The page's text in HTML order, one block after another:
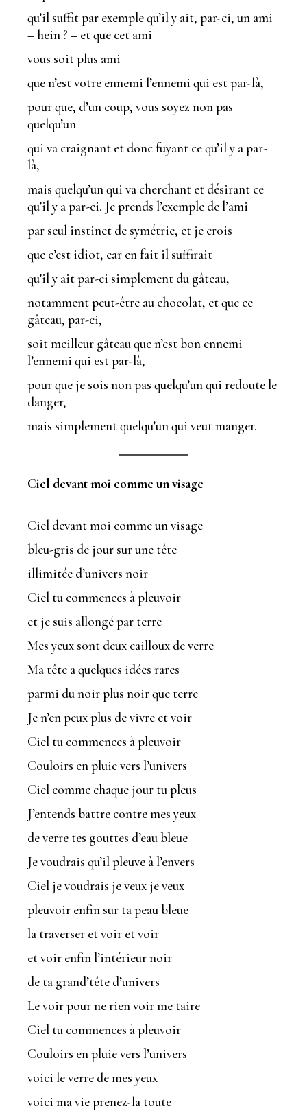
qu’il suffit par exemple qu’il y ait, par-ci, un ami
– hein ? – et que cet ami
vous soit plus ami
que n’est votre ennemi l’ennemi qui est par-là,
pour que, d’un coup, vous soyez non pas
quelqu’un
qui va craignant et donc fuyant ce qu’il y a par-
là,
mais quelqu’un qui va cherchant et désirant ce
qu’il y a par-ci. Je prends l’exemple de l’ami
par seul instinct de symétrie, et je crois
que c’est idiot, car en fait il suffirait
qu’il y ait par-ci simplement du gâteau,
notamment peut-être au chocolat, et que ce
gâteau, par-ci,
soit meilleur gâteau que n’est bon ennemi
l’ennemi qui est par-là,
pour que je sois non pas quelqu’un qui redoute le
danger,
mais simplement quelqu’un qui veut manger.
Ciel devant moi comme un visage
Ciel devant moi comme un visage
bleu-gris de jour sur une tête
illimitée d’univers noir
Ciel tu commences à pleuvoir
et je suis allongé par terre
Mes yeux sont deux cailloux de verre
Ma tête a quelques idées rares
parmi du noir plus noir que terre
Je n’en peux plus de vivre et voir
Ciel tu commences à pleuvoir
Couloirs en pluie vers l’univers
Ciel comme chaque jour tu pleus
J’entends battre contre mes yeux
de verre tes gouttes d’eau bleue
Je voudrais qu’il pleuve à l’envers
Ciel je voudrais je veux je veux
pleuvoir enfin sur ta peau bleue
la traverser et voir et voir
et voir enfin l’intérieur noir
de ta grand’tête d’univers
Le voir pour ne rien voir me taire
Ciel tu commences à pleuvoir
Couloirs en pluie vers l’univers
voici le verre de mes yeux
voici ma vie prenez-la toute